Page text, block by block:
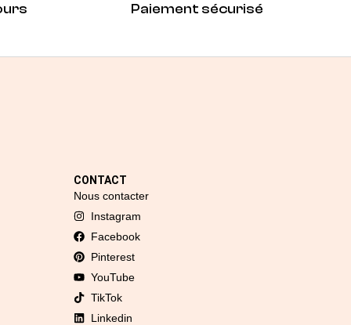
Paiement sécurisé
CONTACT
Nous contacter
Instagram
Facebook
Pinterest
YouTube
TikTok
Linkedin